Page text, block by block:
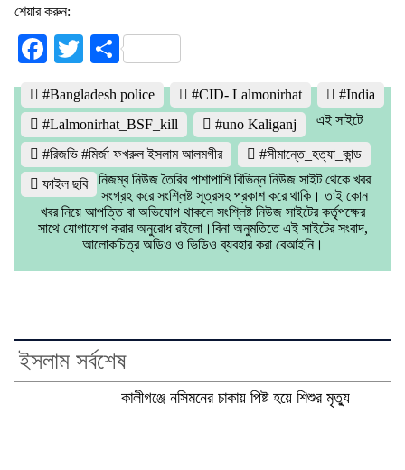
শেয়ার করুন:
Facebook
Twitter
Share
#Bangladesh police #CID- Lalmonirhat
#India
#Lalmonirhat_BSF_kill
#uno Kaliganj
#রিজভি #মির্জা ফখরুল ইসলাম আলমগীর
#সীমান্তে_হত্যা_কান্ড
ফাইল ছবি
এই সাইটে
নিজম্ব নিউজ তৈরির পাশাপাশি বিভিন্ন নিউজ সাইট থেকে খবর
সংগ্রহ করে সংশ্লিষ্ট সূত্রসহ প্রকাশ করে থাকি। তাই কোন
খবর নিয়ে আপত্তি বা অভিযোগ থাকলে সংশ্লিষ্ট নিউজ সাইটের কর্তৃপক্ষের
সাথে যোগাযোগ করার অনুরোধ রইলো।বিনা অনুমতিতে এই সাইটের সংবাদ,
আলোকচিত্র অডিও ও ভিডিও ব্যবহার করা বেআইনি।
ইসলাম সর্বশেষ
কালীগঞ্জে নসিমনের চাকায় পিষ্ট হয়ে শিশুর মৃত্যু